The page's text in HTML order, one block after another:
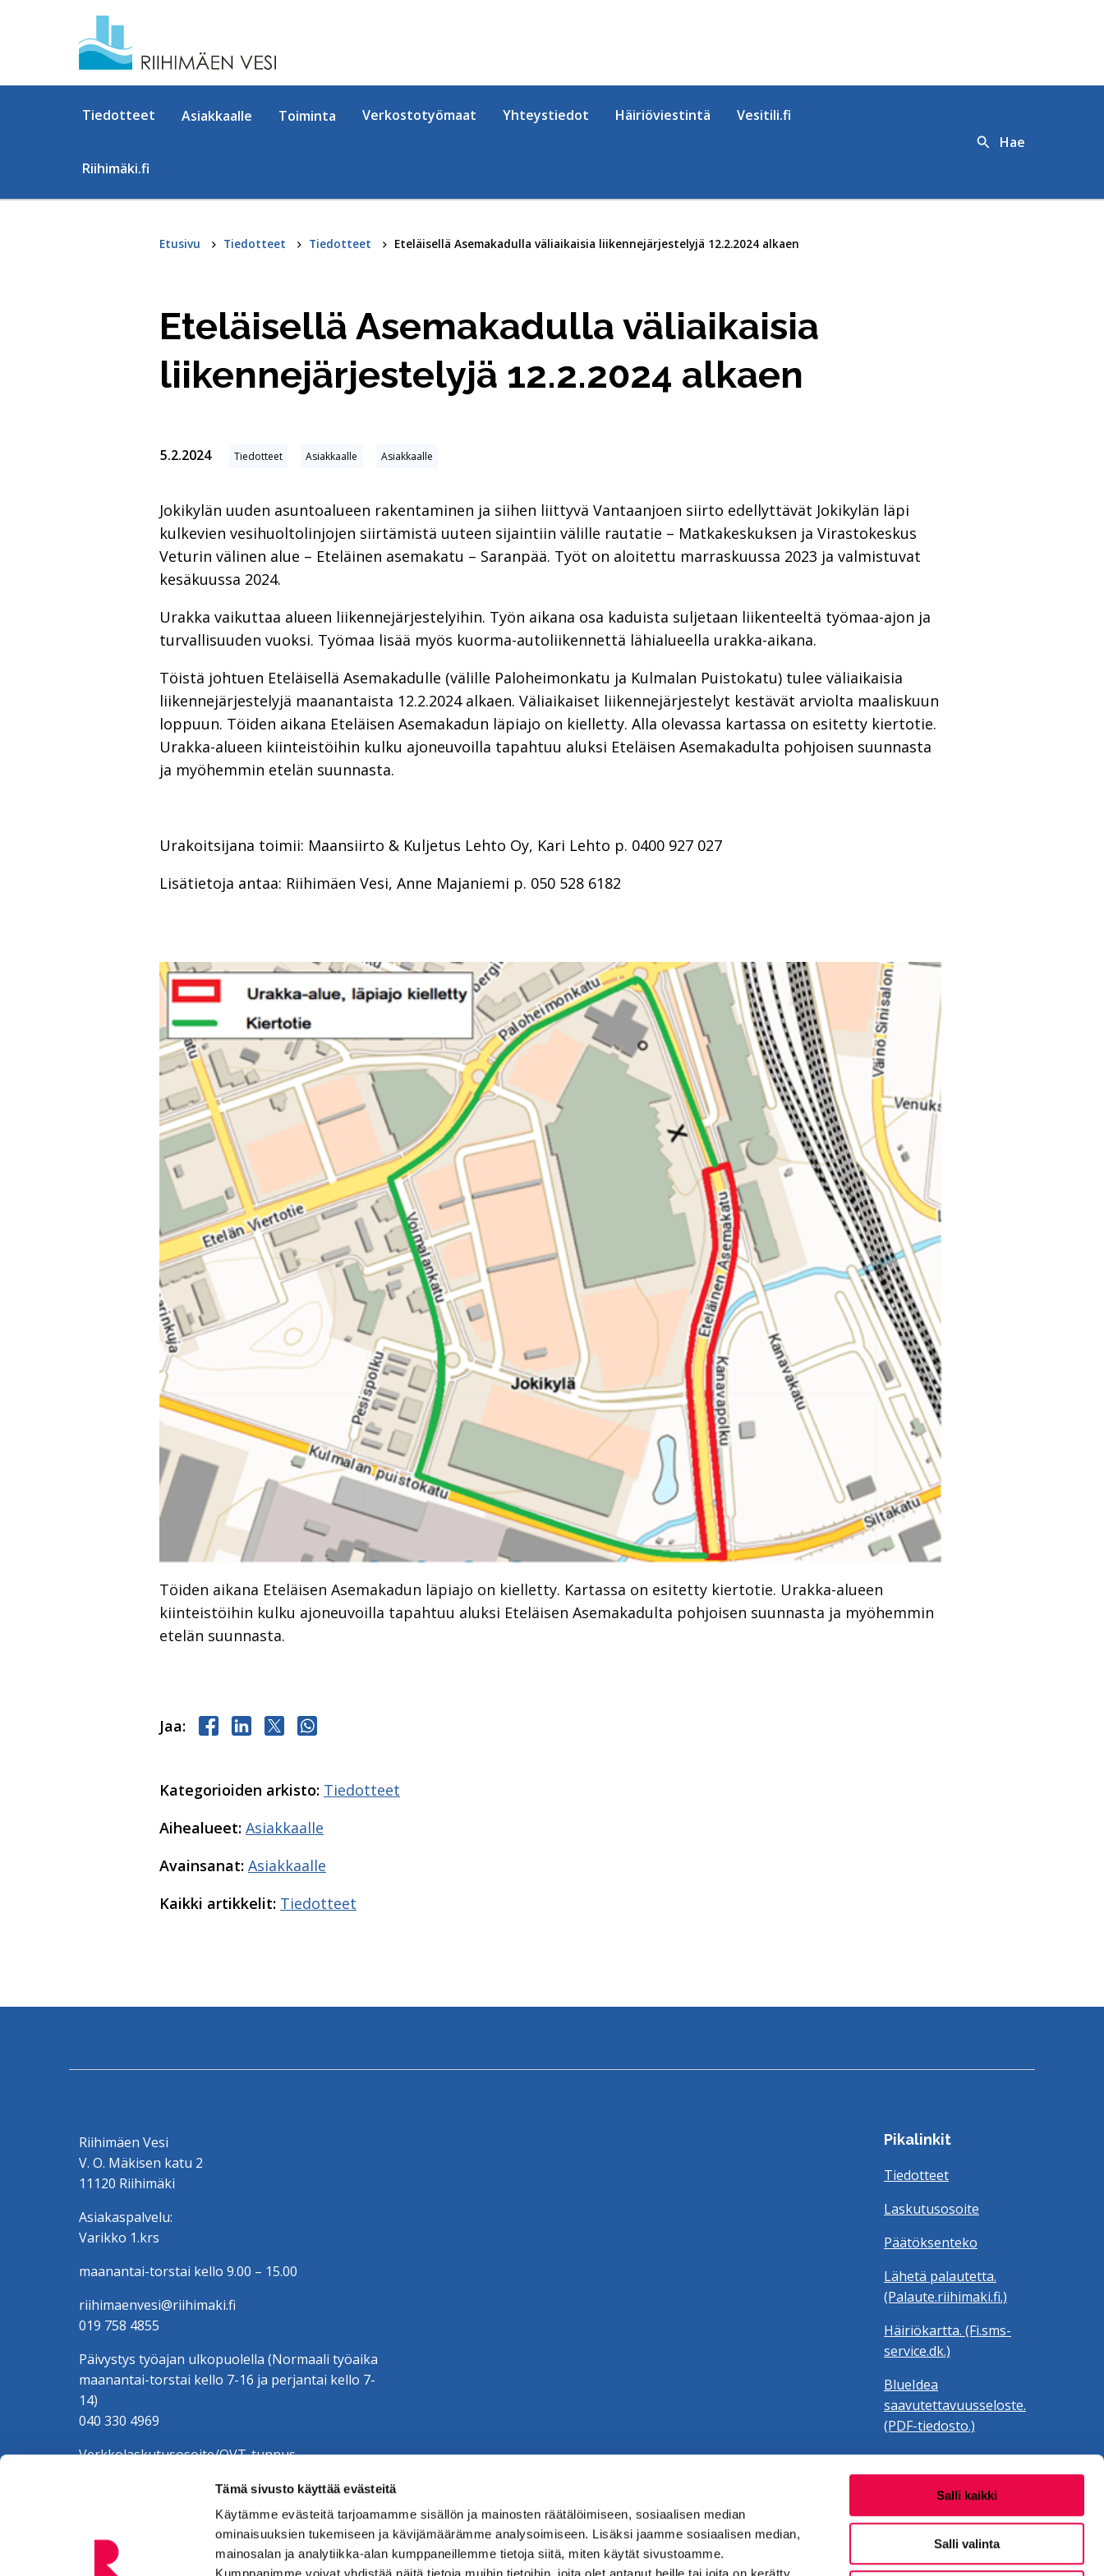
Tämä sivusto käyttää evästeitä
Käytämme evästeitä tarjoamamme sisällön ja mainosten räätälöimiseen, sosiaalisen median
ominaisuuksien tukemiseen ja kävijämäärämme analysoimiseen. Lisäksi jaamme sosiaalisen median,
mainosalan ja analytiikka-alan kumppaneillemme tietoja siitä, miten käytät sivustoamme.
Salli kaikki
Salli valinta
Hyppää sisältöön
Tiedotteet Asiakkaalle Toiminta Verkostotyömaat Yhteystiedot Häiriöviestintä Vesitili.fi
Riihimäki.fi
Hae
Etusivu Tiedotteet Tiedotteet Eteläisellä Asemakadulla väliaikaisia liikennejärjestelyjä 12.2.2024 alkaen
Eteläisellä Asemakadulla väliaikaisia
liikennejärjestelyjä 12.2.2024 alkaen
5.2.2024 Tiedotteet Asiakkaalle Asiakkaalle
Jokikylän uuden asuntoalueen rakentaminen ja siihen liittyvä Vantaanjoen siirto edellyttävät Jokikylän läpi
kulkevien vesihuoltolinjojen siirtämistä uuteen sijaintiin välille rautatie – Matkakeskuksen ja Virastokeskus
Veturin välinen alue – Eteläinen asemakatu – Saranpää. Työt on aloitettu marraskuussa 2023 ja valmistuvat
kesäkuussa 2024.
Urakka vaikuttaa alueen liikennejärjestelyihin. Työn aikana osa kaduista suljetaan liikenteeltä työmaa-ajon ja
turvallisuuden vuoksi. Työmaa lisää myös kuorma-autoliikennettä lähialueella urakka-aikana.
Töistä johtuen Eteläisellä Asemakadulle (välille Paloheimonkatu ja Kulmalan Puistokatu) tulee väliaikaisia
liikennejärjestelyjä maanantaista 12.2.2024 alkaen. Väliaikaiset liikennejärjestelyt kestävät arviolta maaliskuun
loppuun. Töiden aikana Eteläisen Asemakadun läpiajo on kielletty. Alla olevassa kartassa on esitetty kiertotie.
Urakka-alueen kiinteistöihin kulku ajoneuvoilla tapahtuu aluksi Eteläisen Asemakadulta pohjoisen suunnasta
ja myöhemmin etelän suunnasta.
Urakoitsijana toimii: Maansiirto & Kuljetus Lehto Oy, Kari Lehto p. 0400 927 027
Lisätietoja antaa: Riihimäen Vesi, Anne Majaniemi p. 050 528 6182
Töiden aikana Eteläisen Asemakadun läpiajo on kielletty. Kartassa on esitetty kiertotie. Urakka-alueen
kiinteistöihin kulku ajoneuvoilla tapahtuu aluksi Eteläisen Asemakadulta pohjoisen suunnasta ja myöhemmin
etelän suunnasta.
Jaa: Jaa Facebookissa
Jaa LinkedInissä
Jaa X:ssäJaa WhasAppissa
Kategorioiden arkisto: Tiedotteet
Aihealueet: Asiakkaalle
Avainsanat: Asiakkaalle
Kaikki artikkelit: Tiedotteet
Riihimäen Vesi
V. O. Mäkisen katu 2
11120 Riihimäki
Asiakaspalvelu:
Varikko 1.krs
maanantai-torstai kello 9.00 – 15.00
riihimaenvesi@riihimaki.fi
019 758 4855
Päivystys työajan ulkopuolella (Normaali työaika
maanantai-torstai kello 7-16 ja perjantai kello 7-
14)
040 330 4969
Verkkolaskutusosoite/OVT-tunnus
Verkkolaskuoperaattori CGI Oy, 003703575029
Riihimäen Veden y-tunnus 0152563-4
Pikalinkit
Tiedotteet
Laskutusosoite
Päätöksenteko
Lähetä palautetta.
(Palaute.riihimaki.fi.)
Häiriökartta. (Fi.sms-
service.dk.)
BlueIdea
saavutettavuusseloste.
(PDF-tiedosto.)